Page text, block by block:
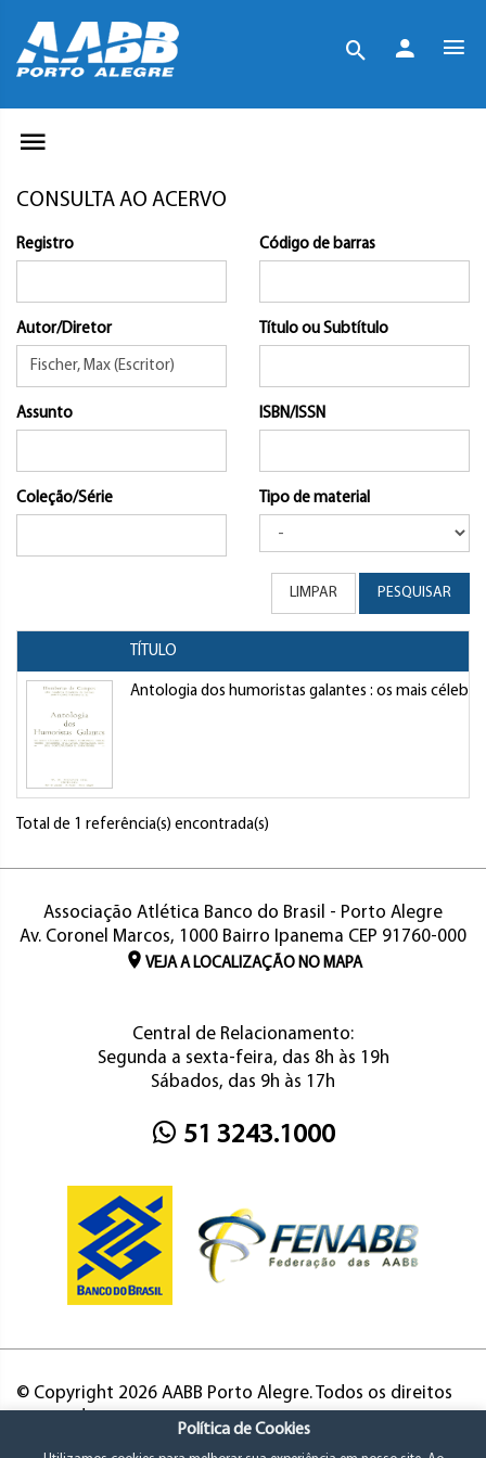
CONSULTA AO ACERVO
Registro Código de barras
Autor/Diretor Título ou Subtítulo
Assunto ISBN/ISSN
Coleção/Série Tipo de material
LIMPAR PESQUISAR
TÍTULO
Antologia dos humoristas galantes : os mais
Total de 1 referência(s) encontrada(s)
Associação Atlética Banco do Brasil - Porto Alegre
Av. Coronel Marcos, 1000 Bairro Ipanema CEP 91760-000
VEJA A LOCALIZAÇÃO NO MAPA
Central de Relacionamento:
Segunda a sexta-feira, das 8h às 19h
Sábados, das 9h às 17h
51 3243.1000
© Copyright 2026 AABB Porto Alegre. Todos os direitos
Política de Cookies